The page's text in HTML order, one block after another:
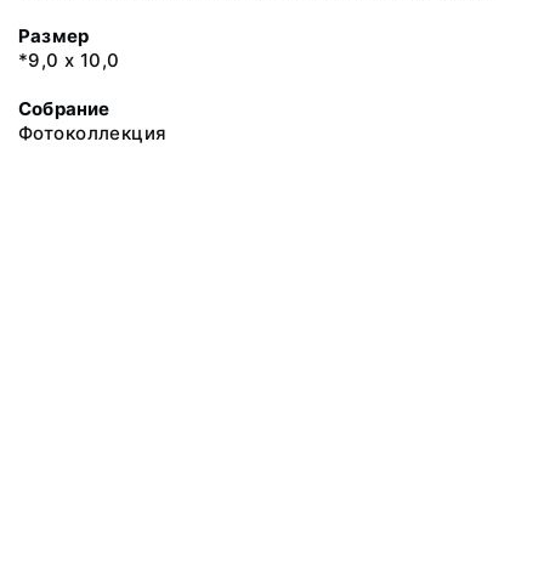
Размер
*9,0 х 10,0
Собрание
Фотоколлекция